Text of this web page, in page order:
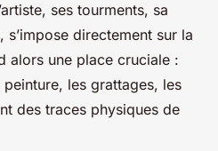
ses tourments, sa
directement sur la
alors une place cruciale :
les grattages, les
des traces physiques de